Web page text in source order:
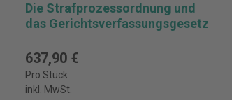
Die Strafprozessordnung und
das Gerichtsverfassungsgesetz
637,90 €
Pro Stück
inkl. MwSt.